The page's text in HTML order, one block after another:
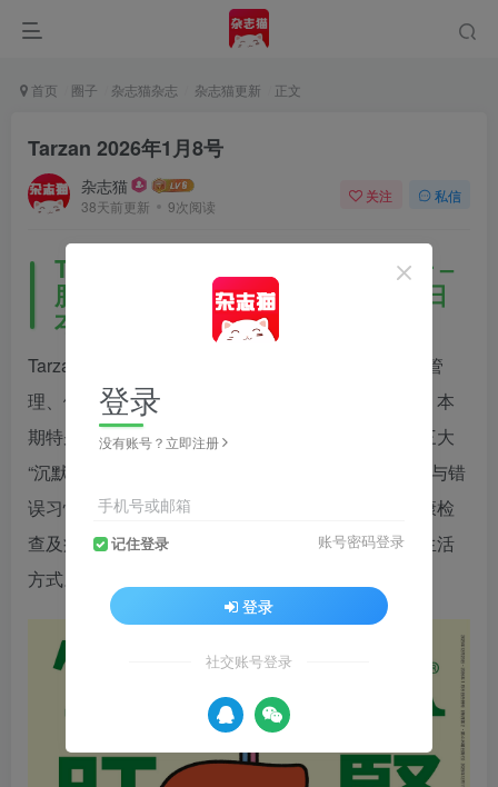
首页 圈子 杂志猫杂志 杂志猫更新 正文
Tarzan 2026年1月8号
杂志猫
38天前更新 9次阅读
关注 私信
Tarzan（ターザン）2026年1月8号 –
肝脏・肾脏・胰脏健康管理特辑 – 日
本健康健身运动杂志
Tarzan（ターザン）2026年1月8号是一本聚焦健康管
理、健身训练与科学生活方式的日本运动健康杂志。本
期特别策划「肝脏・肾脏・胰脏」专题，围绕人体三大
“沉默器官”的健康管理展开，解析日常生活中的正确与错
误习惯，涵盖饮食选择、运动训练、饮酒习惯、健康检
查及疾病预防等内容，帮助读者建立科学、健康的生活
方式。
登录
没有账号？立即注册
手机号或邮箱
记住登录 账号密码登录
登录
社交账号登录